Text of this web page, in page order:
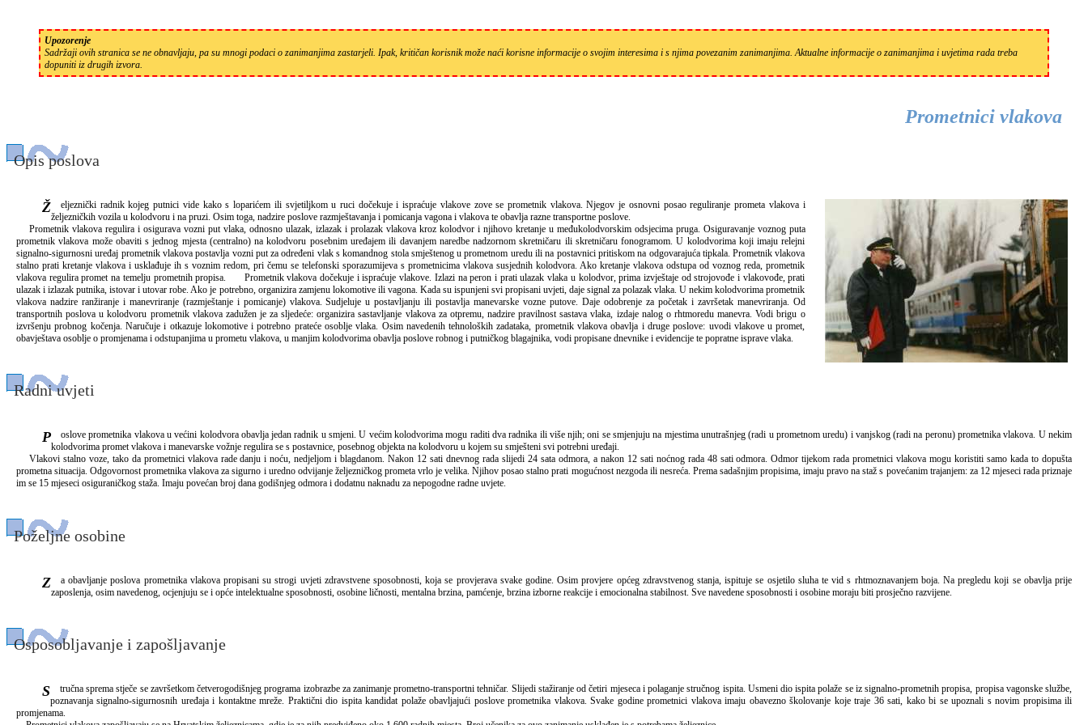
Upozorenje
Sadržaji ovih stranica se ne obnavljaju, pa su mnogi podaci o zanimanjima zastarjeli. Ipak, kritičan korisnik može naći korisne informacije o svojim interesima i s njima povezanim zanimanjima. Aktualne informacije o zanimanjima i uvjetima rada treba
dopuniti iz drugih izvora.
Prometnici vlakova
Opis poslova
Željeznički radnik kojeg putnici vide kako s loparićem ili svjetiljkom u ruci dočekuje i ispraćuje vlakove zove se prometnik vlakova. Njegov je osnovni posao reguliranje prometa vlakova i
željezničkih vozila u kolodvoru i na pruzi. Osim toga, nadzire poslove razmještavanja i pomicanja vagona i vlakova te obavlja razne transportne poslove.
Prometnik vlakova regulira i osigurava vozni put vlaka, odnosno ulazak, izlazak i prolazak vlakova kroz kolodvor i njihovo kretanje u međukolodvorskim odsjecima pruga. Osiguravanje voznog puta
prometnik vlakova može obaviti s jednog mjesta (centralno) na kolodvoru posebnim uređajem ili davanjem naredbe nadzornom skretničaru ili skretničaru fonogramom. U kolodvorima koji imaju relejni
signalno-sigurnosni uređaj prometnik vlakova postavlja vozni put za određeni vlak s komandnog stola smještenog u prometnom uredu ili na postavnici pritiskom na odgovarajuća tipkala. Prometnik vlakova
stalno prati kretanje vlakova i usklađuje ih s voznim redom, pri čemu se telefonski sporazumijeva s prometnicima vlakova susjednih kolodvora. Ako kretanje vlakova odstupa od voznog reda, prometnik
vlakova regulira promet na temelju prometnih propisa. Prometnik vlakova dočekuje i ispraćuje vlakove. Izlazi na peron i prati ulazak vlaka u kolodvor, prima izvještaje od strojovođe i vlakovođe, prati
ulazak i izlazak putnika, istovar i utovar robe. Ako je potrebno, organizira zamjenu lokomotive ili vagona. Kada su ispunjeni svi propisani uvjeti, daje signal za polazak vlaka. U nekim kolodvorima prometnik
vlakova nadzire ranžiranje i manevriranje (razmještanje i pomicanje) vlakova. Sudjeluje u postavljanju ili postavlja manevarske vozne putove. Daje odobrenje za početak i završetak manevriranja. Od
transportnih poslova u kolodvoru prometnik vlakova zadužen je za sljedeće: organizira sastavljanje vlakova za otpremu, nadzire pravilnost sastava vlaka, izdaje nalog o rhtmoredu manevra. Vodi brigu o
izvršenju probnog kočenja. Naručuje i otkazuje lokomotive i potrebno prateće osoblje vlaka. Osim navedenih tehnoloških zadataka, prometnik vlakova obavlja i druge poslove: uvodi vlakove u promet,
obavještava osoblje o promjenama i odstupanjima u prometu vlakova, u manjim kolodvorima obavlja poslove robnog i putničkog blagajnika, vodi propisane dnevnike i evidencije te popratne isprave vlaka.
Radni uvjeti
Poslove prometnika vlakova u većini kolodvora obavlja jedan radnik u smjeni. U većim kolodvorima mogu raditi dva radnika ili više njih; oni se smjenjuju na mjestima unutrašnjeg (radi u prometnom uredu) i vanjskog (radi na peronu) prometnika vlakova. U nekim
kolodvorima promet vlakova i manevarske vožnje regulira se s postavnice, posebnog objekta na kolodvoru u kojem su smješteni svi potrebni uređaji.
Vlakovi stalno voze, tako da prometnici vlakova rade danju i noću, nedjeljom i blagdanom. Nakon 12 sati dnevnog rada slijedi 24 sata odmora, a nakon 12 sati noćnog rada 48 sati odmora. Odmor tijekom rada prometnici vlakova mogu koristiti samo kada to dopušta
prometna situacija. Odgovornost prometnika vlakova za sigurno i uredno odvijanje željezničkog prometa vrlo je velika. Njihov posao stalno prati mogućnost nezgoda ili nesreća. Prema sadašnjim propisima, imaju pravo na staž s povećanim trajanjem: za 12 mjeseci rada priznaje
im se 15 mjeseci osiguraničkog staža. Imaju povećan broj dana godišnjeg odmora i dodatnu naknadu za nepogodne radne uvjete.
Poželjne osobine
Za obavljanje poslova prometnika vlakova propisani su strogi uvjeti zdravstvene sposobnosti, koja se provjerava svake godine. Osim provjere općeg zdravstvenog stanja, ispituje se osjetilo sluha te vid s rhtmoznavanjem boja. Na pregledu koji se obavlja prije
zaposlenja, osim navedenog, ocjenjuju se i opće intelektualne sposobnosti, osobine ličnosti, mentalna brzina, pamćenje, brzina izborne reakcije i emocionalna stabilnost. Sve navedene sposobnosti i osobine moraju biti prosječno razvijene.
Osposobljavanje i zapošljavanje
Stručna sprema stječe se završetkom četverogodišnjeg programa izobrazbe za zanimanje prometno-transportni tehničar. Slijedi stažiranje od četiri mjeseca i polaganje stručnog ispita. Usmeni dio ispita polaže se iz signalno-prometnih propisa, propisa vagonske službe,
poznavanja signalno-sigurnosnih uređaja i kontaktne mreže. Praktični dio ispita kandidat polaže obavljajući poslove prometnika vlakova. Svake godine prometnici vlakova imaju obavezno školovanje koje traje 36 sati, kako bi se upoznali s novim propisima ili
promjenama.